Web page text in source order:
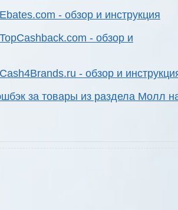
- обзор и инструкция
- обзор и
- обзор и
за товары из раздела Молл